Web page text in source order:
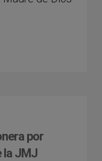
por
la JMJ